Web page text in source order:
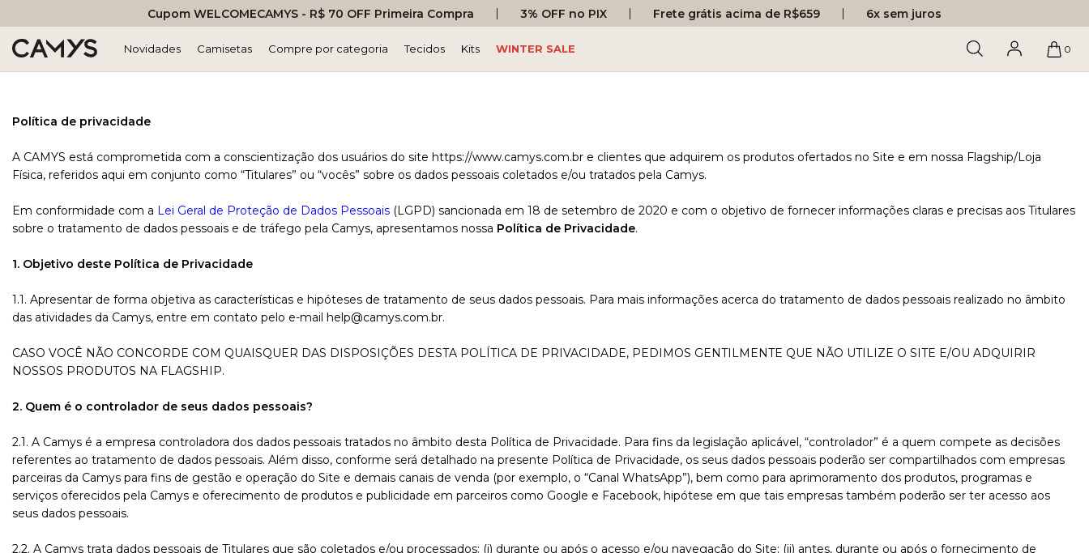
Cupom WELCOMECAMYS - R$ 70 OFF Primeira Compra 3% OFF no PIX Frete grátis acima de R$659 6x sem juros
Novidades Camisetas Compre por categoria Tecidos Kits WINTER SALE 0
Política de privacidade
A CAMYS está comprometida com a conscientização dos usuários do site https://www.camys.com.br e clientes que adquirem os produtos ofertados no Site e em nossa Flagship/Loja
Física, referidos aqui em conjunto como “Titulares” ou “vocês” sobre os dados pessoais coletados e/ou tratados pela Camys.
Em conformidade com a Lei Geral de Proteção de Dados Pessoais (LGPD) sancionada em 18 de setembro de 2020 e com o objetivo de fornecer informações claras e precisas aos Titulares
sobre o tratamento de dados pessoais e de tráfego pela Camys, apresentamos nossa Política de Privacidade.
1. Objetivo deste Política de Privacidade
1.1. Apresentar de forma objetiva as características e hipóteses de tratamento de seus dados pessoais. Para mais informações acerca do tratamento de dados pessoais realizado no âmbito
das atividades da Camys, entre em contato pelo e-mail help@camys.com.br.
CASO VOCÊ NÃO CONCORDE COM QUAISQUER DAS DISPOSIÇÕES DESTA POLÍTICA DE PRIVACIDADE, PEDIMOS GENTILMENTE QUE NÃO UTILIZE O SITE E/OU ADQUIRIR
NOSSOS PRODUTOS NA FLAGSHIP.
2. Quem é o controlador de seus dados pessoais?
2.1. A Camys é a empresa controladora dos dados pessoais tratados no âmbito desta Política de Privacidade. Para fins da legislação aplicável, “controlador” é a quem compete as decisões
referentes ao tratamento de dados pessoais. Além disso, conforme será detalhado na presente Política de Privacidade, os seus dados pessoais poderão ser compartilhados com empresas
parceiras da Camys para fins de gestão e operação do Site e demais canais de venda (por exemplo, o “Canal WhatsApp”), bem como para aprimoramento dos produtos, programas e
serviços oferecidos pela Camys e oferecimento de produtos e publicidade em parceiros como Google e Facebook, hipótese em que tais empresas também poderão ser ter acesso aos
seus dados pessoais.
2.2. A Camys trata dados pessoais de Titulares que são coletados e/ou processados: (i) durante ou após o acesso e/ou navegação do Site; (ii) antes, durante ou após o fornecimento de